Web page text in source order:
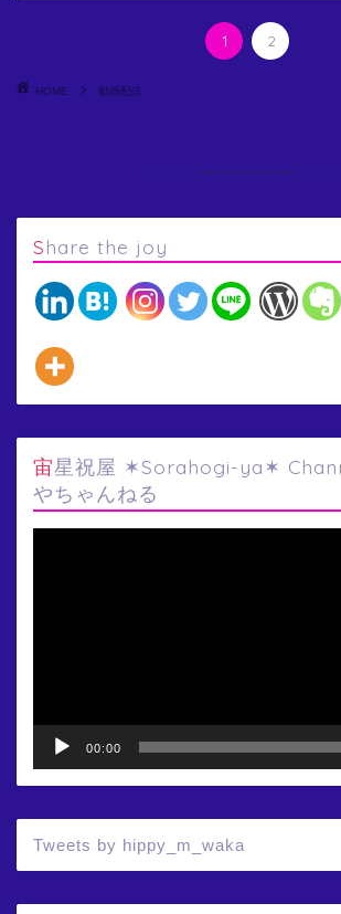
1 2
HOME 動画配信
Share the joy
宙星祝屋 ✶Sorahogi-ya✶ Channel そらほぎ
やちゃんねる
00:00
Tweets by hippy_m_waka